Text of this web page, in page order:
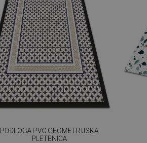
PODLOGA PVC GEOMETRIJSKA
PLETENICA